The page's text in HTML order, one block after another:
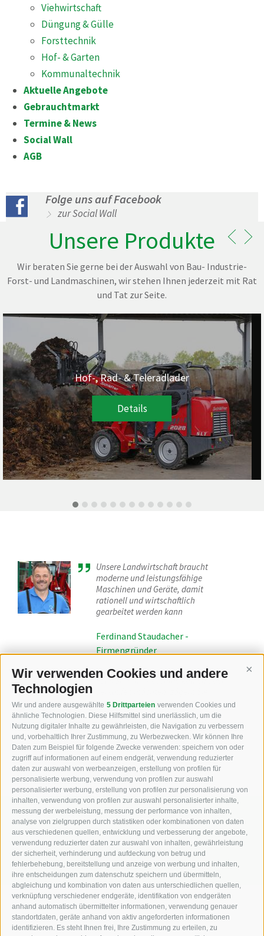
Wir verwenden Cookies und andere
Technologien
Wir und andere ausgewählte 5 Drittparteien verwenden Cookies und
ähnliche Technologien. Diese Hilfsmittel sind unerlässlich, um die
Nutzung digitaler Inhalte zu gewährleisten, die Navigation zu verbessern
und, vorbehaltlich Ihrer Zustimmung, zu Werbezwecken. Wir können Ihre
Daten zum Beispiel für folgende Zwecke verwenden: speichern von oder
zugriff auf informationen auf einem endgerät, verwendung reduzierter
daten zur auswahl von werbeanzeigen, erstellung von profilen für
personalisierte werbung, verwendung von profilen zur auswahl
personalisierter werbung, erstellung von profilen zur personalisierung von
inhalten, verwendung von profilen zur auswahl personalisierter inhalte,
messung der werbeleistung, messung der performance von inhalten,
analyse von zielgruppen durch statistiken oder kombinationen von daten
aus verschiedenen quellen, entwicklung und verbesserung der angebote,
verwendung reduzierter daten zur auswahl von inhalten, gewährleistung
der sicherheit, verhinderung und aufdeckung von betrug und
fehlerbehebung, bereitstellung und anzeige von werbung und inhalten,
ihre entscheidungen zum datenschutz speichern und übermitteln,
abgleichung und kombination von daten aus unterschiedlichen quellen,
verknüpfung verschiedener endgeräte, identifikation von endgeräten
anhand automatisch übermittelter informationen, verwendung genauer
standortdaten, geräte anhand von aktiv angeforderten informationen
identifizieren. Es steht Ihnen frei, Ihre Zustimmung zu erteilen, zu
Viehwirtschaft
Düngung & Gülle
Forsttechnik
Hof- & Garten
Kommunaltechnik
Aktuelle Angebote
Gebrauchtmarkt
Termine & News
Social Wall
AGB
Folge uns auf Facebook
zur Social Wall
Unsere Produkte
Wir beraten Sie gerne bei der Auswahl von Bau- Industrie-
Forst- und Landmaschinen, wir stehen Ihnen jederzeit mit Rat
und Tat zur Seite.
Hof-, Rad- & Teleradlader
Details
Unsere Landwirtschaft braucht
moderne und leistungsfähige
Maschinen und Geräte, damit
rationell und wirtschaftlich
gearbeitet werden kann
Ferdinand Staudacher -
Firmengründer
Falls Sie eine Maschine kaufen oder
nicht, ein Angebot von uns
einzuholen
Philipp Staudacher - Beratung
KFZ, Bau und Landmaschinen
Industriezone Unterackern Fuggerstraße 18
I-39049Südtirol (BZ)
+39 0472 766010